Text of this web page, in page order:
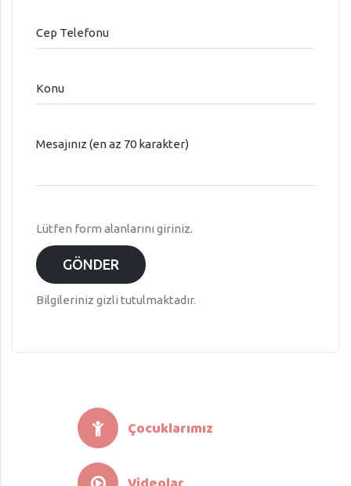
Cep Telefonu
Konu
Mesajınız (en az 70 karakter)
Lütfen form alanlarını giriniz.
GÖNDER
Bilgileriniz gizli tutulmaktadır.
Çocuklarımız